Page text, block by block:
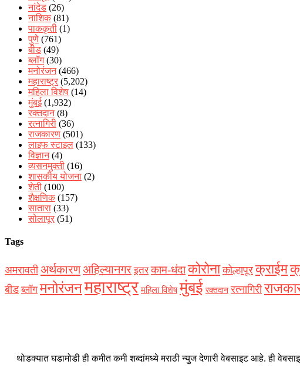
नांदेड (26)
नाशिक (81)
पाककृती (1)
पुणे (761)
बीड (49)
ब्लॉग(30)
मनोरंजन(466)
महाराष्ट्र (5,202)
महिला विशेष (14)
मुंबई(1,932)
रक्‍तदान(8)
रत्नागिरी (36)
राजकारण (501)
लाइफ स्टाइल (133)
विज्ञान(4)
व्यसनमुक्ती (16)
शासकीय योजना (2)
शेती (100)
शैक्षणिक (157)
सातारा (33)
सोलापूर (51)
Tags
अमरावती अर्थकारणअहिल्यानगर इतर काम-धंदाकोरोना कोल्हापूर क्राईम
बीड ब्लॉग मनोरंजनमहाराष्ट्र महिला विशेष मुंबई रक्‍तदान रत्नागिरी
थोडक्यात घडामोडी ही कमीत कमी शब्दांमध्ये मराठी न्युज देणारी वेबसाइट आहे. ही